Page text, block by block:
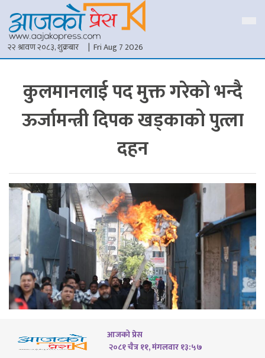
२२ श्रावण २०८३, शुक्रबार | Fri Aug 7 2026
कुलमानलाई पद मुक्त गरेको भन्दै
ऊर्जामन्त्री दिपक खड्काको पुत्ला
दहन
आजको प्रेस
२०८१ चैत्र ११, मंगलवार १३:५७